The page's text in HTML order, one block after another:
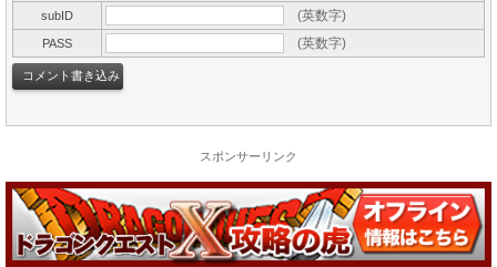
subID (英数字)
PASS (英数字)
スポンサーリンク